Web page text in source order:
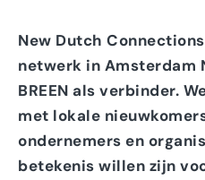
New Dutch
netwerk in Amsterdam
BREEN als verbinder.
met lokale
ondernemers en
betekenis willen zijn